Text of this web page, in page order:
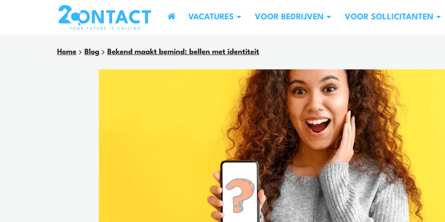
VACATURES VOOR BEDRIJVEN VOOR SOLLICITANTEN
Home Blog Bekend maakt bemind: bellen met identiteit